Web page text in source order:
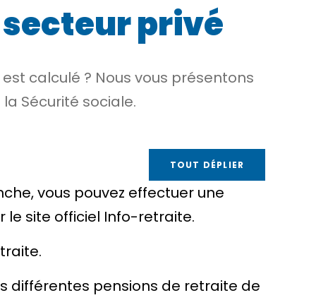
privé
calculé ? Nous vous présentons
Sécurité sociale.
TOUT DÉPLIER
vous pouvez effectuer une
site officiel Info-retraite.
différentes pensions de retraite de